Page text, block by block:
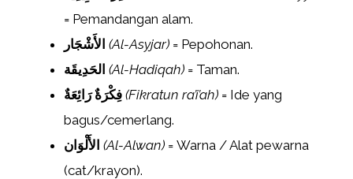
= Pemandangan alam.
الأَشْجَار (Al-Asyjar) = Pepohonan.
الحَدِيقَة (Al-Hadiqah) = Taman.
فِكْرَةٌ رَائِعَةٌ (Fikratun ra’i’ah) = Ide yang
bagus/cemerlang.
الأَلْوَان (Al-Alwan) = Warna / Alat pewarna
(cat/krayon).